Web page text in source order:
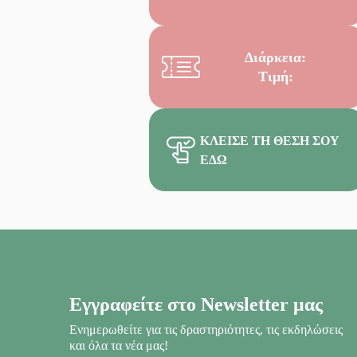
Διάρκεια:
Τιμή:
ΚΛΕΊΣΕ ΤΗ ΘΈΣΗ ΣΟΥ
ΕΔΏ
Εγγραφείτε στο Newsletter μας
Ενημερωθείτε για τις δραστηριότητες, τις εκδηλώσεις
και όλα τα νέα μας!